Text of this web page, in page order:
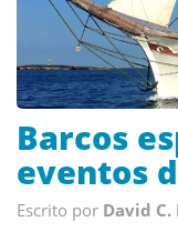
Barcos
eventos
Escrito por David